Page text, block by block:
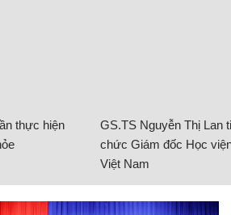
thực hiện
GS.TS Nguyễn Thị Lan
chức Giám đốc Học
Việt Nam